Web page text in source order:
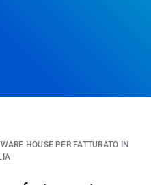
HOUSE PER FATTURATO IN